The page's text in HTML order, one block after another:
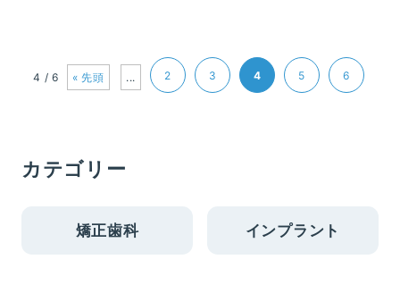
4 / 6 « 先頭 ... 2 3 4 5 6
カテゴリー
矯正歯科 インプラント